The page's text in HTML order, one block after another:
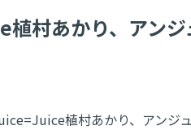
村あかり、アン
植村あかり、アンジ